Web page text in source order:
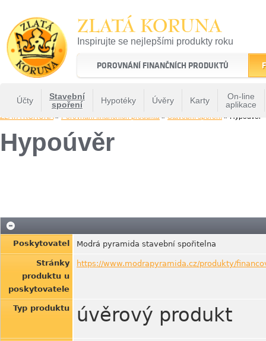
ZLATÁ KORUNA
Inspirujte se nejlepšími produkty roku
22 let tradice a kvality na finančním trhu
POROVNÁNÍ FINANČNÍCH PRODUKTŮ
Účty
Stavební
spoření
Hypotéky Úvěry Karty
On-line
aplikace
ZLATÁ KORUNA» Porovnání finančních produktů » Stavební spoření » Hypoúvěr
Hypoúvěr
Poskytovatel Modrá pyramida stavební spořitelna
Stránky
produktu u
poskytovatele
https://www.modrapyramida.cz/produkty/
Typ produktu úvěrový produkt